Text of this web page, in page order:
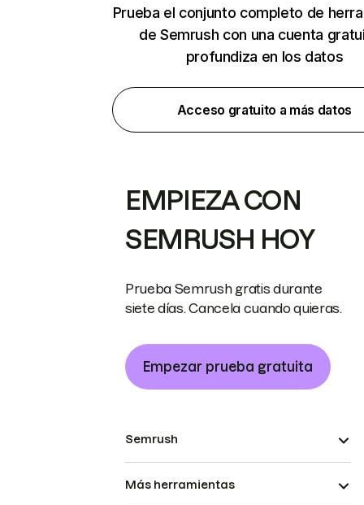
Prueba el conjunto completo de
de Semrush con una cuenta
profundiza en los datos
Acceso gratuito a más datos
EMPIEZA CON
SEMRUSH HOY
Prueba Semrush gratis durante
siete días. Cancela cuando quieras.
Empezar prueba gratuita
Semrush
Más herramientas